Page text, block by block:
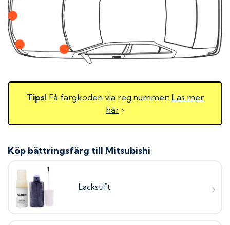
Tips! Få färgkoden via reg.nummer: Läs mer
här ›
Köp bättringsfärg till Mitsubishi
Lackstift